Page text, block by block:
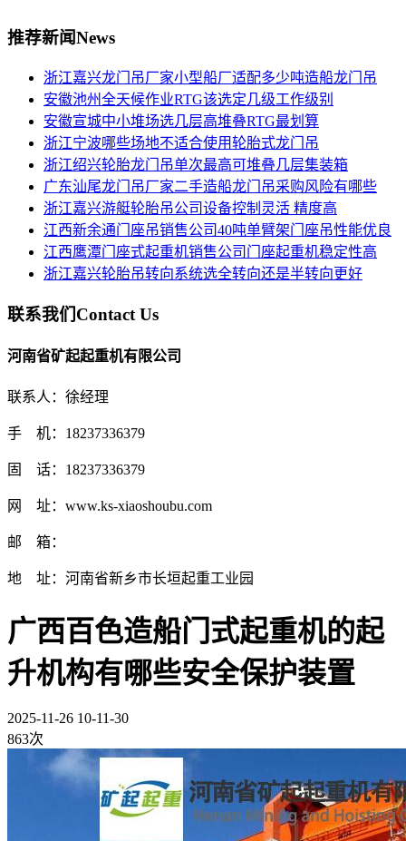
推荐新闻News
浙江嘉兴龙门吊厂家小型船厂适配多少吨造船龙门吊
安徽池州全天候作业RTG该选定几级工作级别
安徽宣城中小堆场选几层高堆叠RTG最划算
浙江宁波哪些场地不适合使用轮胎式龙门吊
浙江绍兴轮胎龙门吊单次最高可堆叠几层集装箱
广东汕尾龙门吊厂家二手造船龙门吊采购风险有哪些
浙江嘉兴游艇轮胎吊公司设备控制灵活 精度高
江西新余通门座吊销售公司40吨单臂架门座吊性能优良
江西鹰潭门座式起重机销售公司门座起重机稳定性高
浙江嘉兴轮胎吊转向系统选全转向还是半转向更好
联系我们Contact Us
河南省矿起起重机有限公司
联系人：徐经理
手 机：18237336379
固 话：18237336379
网 址：www.ks-xiaoshoubu.com
邮 箱：
地 址：河南省新乡市长垣起重工业园
广西百色造船门式起重机的起
升机构有哪些安全保护装置
2025-11-26 10-11-30
863次